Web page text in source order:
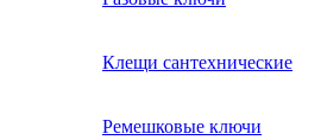
Клещи сантехнические
Ремешковые ключи